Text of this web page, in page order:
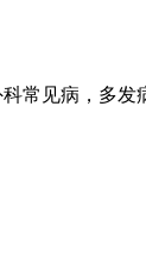
常见病，多发